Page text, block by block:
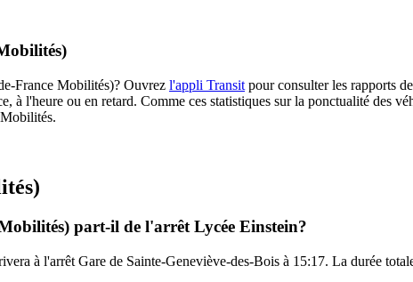
France Mobilités)? Ouvrez l'appli Transit pour consulter les rapports
l'heure ou en retard. Comme ces statistiques sur la ponctualité des
part-il de l'arrêt Lycée Einstein?
à l'arrêt Gare de Sainte-Geneviève-des-Bois à 15:17. La durée